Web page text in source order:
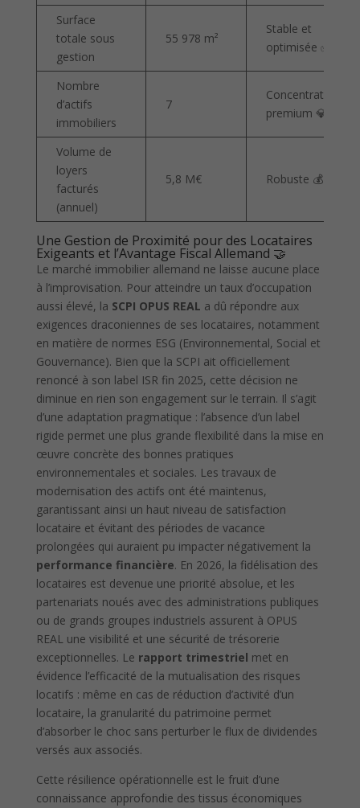
Surface
totale sous
gestion
55 978 m²
Stable et
optimisée ✅
Nombre
d’actifs
immobiliers
7
Concentration
premium 💎
Volume de
loyers
facturés
(annuel)
5,8 M€ Robuste 💰
Une Gestion de Proximité pour des Locataires
Exigeants et l’Avantage Fiscal Allemand 🤝
Le marché immobilier allemand ne laisse aucune place
à l’improvisation. Pour atteindre un taux d’occupation
aussi élevé, la SCPI OPUS REAL a dû répondre aux
exigences draconiennes de ses locataires, notamment
en matière de normes ESG (Environnemental, Social et
Gouvernance). Bien que la SCPI ait officiellement
renoncé à son label ISR fin 2025, cette décision ne
diminue en rien son engagement sur le terrain. Il s’agit
d’une adaptation pragmatique : l’absence d’un label
rigide permet une plus grande flexibilité dans la mise en
œuvre concrète des bonnes pratiques
environnementales et sociales. Les travaux de
modernisation des actifs ont été maintenus,
garantissant ainsi un haut niveau de satisfaction
locataire et évitant des périodes de vacance
prolongées qui auraient pu impacter négativement la
performance financière. En 2026, la fidélisation des
locataires est devenue une priorité absolue, et les
partenariats noués avec des administrations publiques
ou de grands groupes industriels assurent à OPUS
REAL une visibilité et une sécurité de trésorerie
exceptionnelles. Le rapport trimestriel met en
évidence l’efficacité de la mutualisation des risques
locatifs : même en cas de réduction d’activité d’un
locataire, la granularité du patrimoine permet
d’absorber le choc sans perturber le flux de dividendes
versés aux associés.
Cette résilience opérationnelle est le fruit d’une
connaissance approfondie des tissus économiques